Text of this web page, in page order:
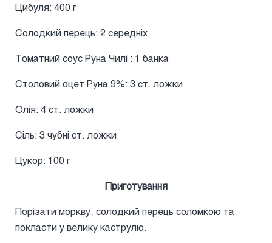
Цибуля: 400 г
Солодкий перець: 2 середніх
Томатний соус Руна Чилі : 1 банка
Столовий оцет Руна 9%: 3 ст. ложки
Олія: 4 ст. ложки
Сіль: 3 чубні ст. ложки
Цукор: 100 г
Приготування
Порізати моркву, солодкий перець соломкою та
покласти у велику каструлю.